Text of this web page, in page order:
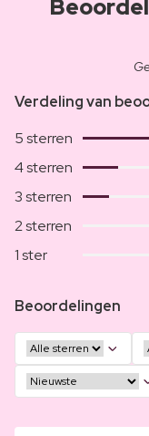
Verdeling van
5 sterren
4 sterren
3 sterren
2 sterren
1 ster
Beoordelingen